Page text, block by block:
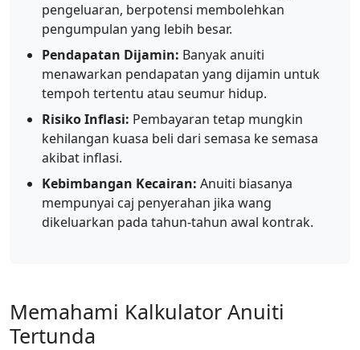
pengeluaran, berpotensi membolehkan
pengumpulan yang lebih besar.
Pendapatan Dijamin: Banyak anuiti
menawarkan pendapatan yang dijamin untuk
tempoh tertentu atau seumur hidup.
Risiko Inflasi: Pembayaran tetap mungkin
kehilangan kuasa beli dari semasa ke semasa
akibat inflasi.
Kebimbangan Kecairan: Anuiti biasanya
mempunyai caj penyerahan jika wang
dikeluarkan pada tahun-tahun awal kontrak.
Memahami Kalkulator Anuiti
Tertunda